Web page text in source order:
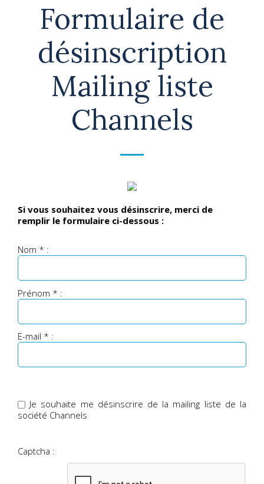
Formulaire de
désinscription
Mailing liste
Channels
Si vous souhaitez vous désinscrire, merci de
remplir le formulaire ci-dessous :
Nom * :
Prénom * :
E-mail * :
Je souhaite me désinscrire de la mailing liste de la
société Channels
Captcha :